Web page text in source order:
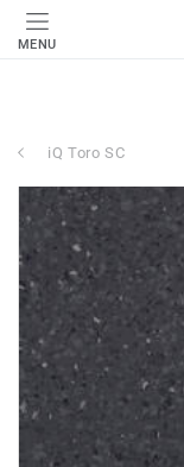
MENU
iQ Toro SC